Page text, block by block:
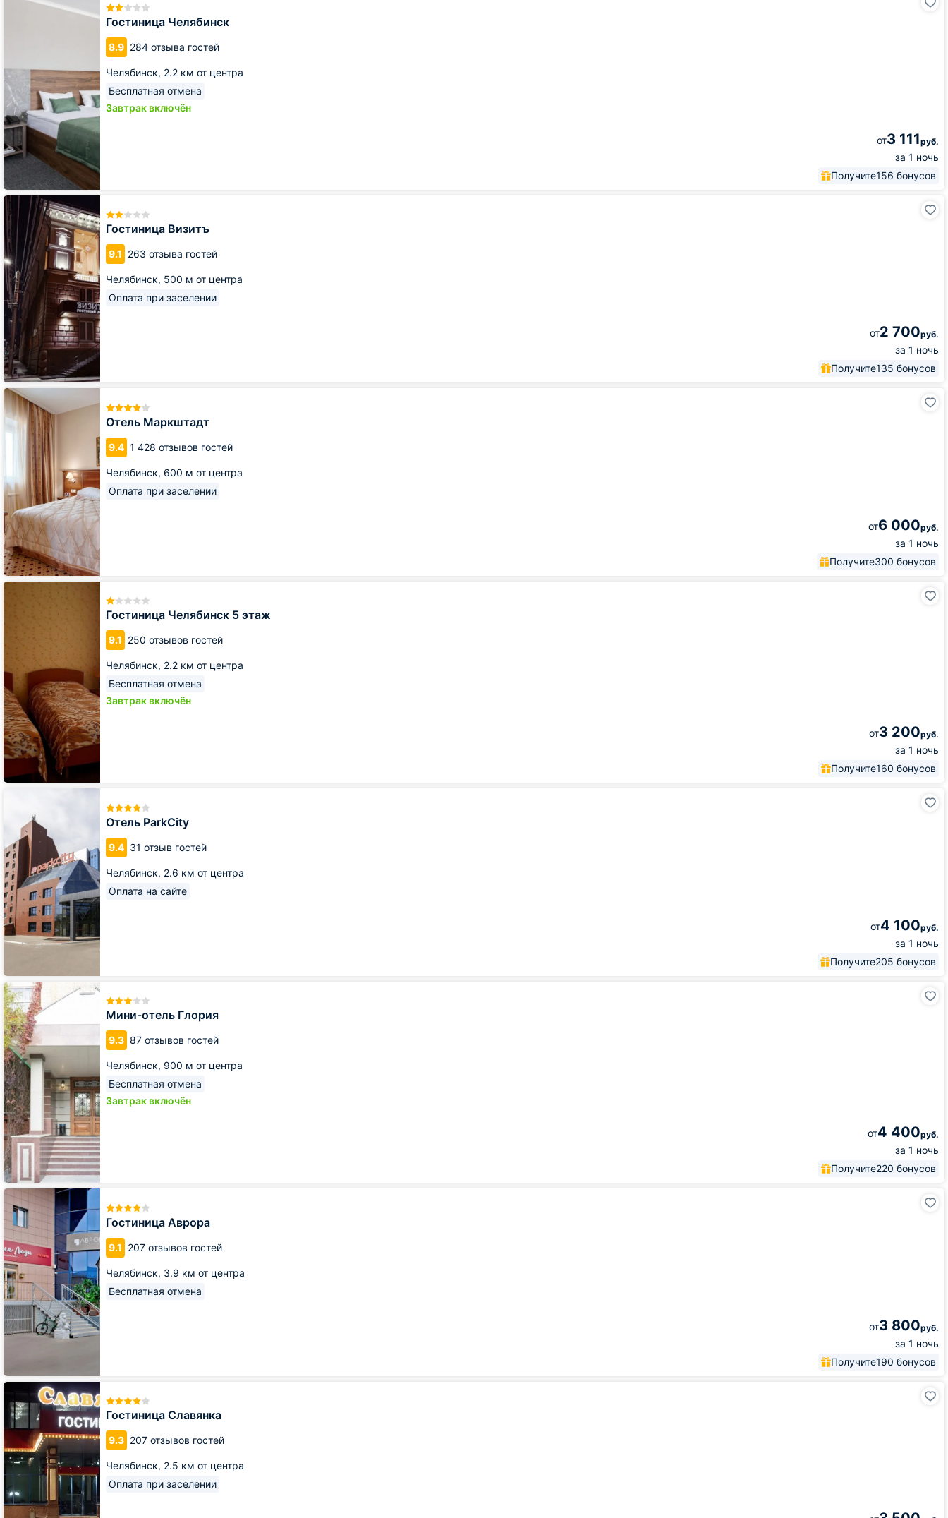
Гостиница Челябинск
8.9 284 отзыва гостей
Челябинск, 2.2 км от центра
Бесплатная отмена
Завтрак включён
от3 111руб.
за 1 ночь
Получите156 бонусов
Челябинск
Гостиница Визитъ
9.1 263 отзыва гостей
Челябинск, 500 м от центра
Оплата при заселении
от2 700руб.
за 1 ночь
Получите135 бонусов
Гостиница
Визитъ
Отель Маркштадт
9.4 1 428 отзывов гостей
Челябинск, 600 м от центра
Оплата при заселении
от6 000руб.
за 1 ночь
Получите300 бонусов
Отель
Маркштадт
Гостиница Челябинск 5 этаж
9.1 250 отзывов гостей
Челябинск, 2.2 км от центра
Бесплатная отмена
Завтрак включён
от3 200руб.
за 1 ночь
Получите160 бонусов
Гостиница
Отель ParkCity
9.4 31 отзыв гостей
Челябинск, 2.6 км от центра
Оплата на сайте
от4 100руб.
за 1 ночь
Получите205 бонусов
Мини-отель Глория
9.3 87 отзывов гостей
Челябинск, 900 м от центра
Бесплатная отмена
Завтрак включён
от4 400руб.
за 1 ночь
Получите220 бонусов
Мини-
отель
Глория
Гостиница Аврора
9.1 207 отзывов гостей
Челябинск, 3.9 км от центра
Бесплатная отмена
от3 800руб.
за 1 ночь
Получите190 бонусов
Гостиница
Аврора
Гостиница Славянка
9.3 207 отзывов гостей
Челябинск, 2.5 км от центра
Оплата при заселении
Гостиница
Славянка